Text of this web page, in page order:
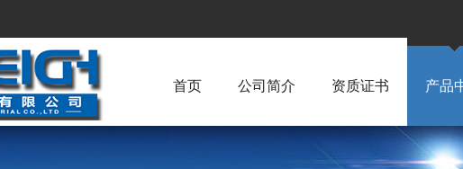
首页 公司简介 资质证书 产品